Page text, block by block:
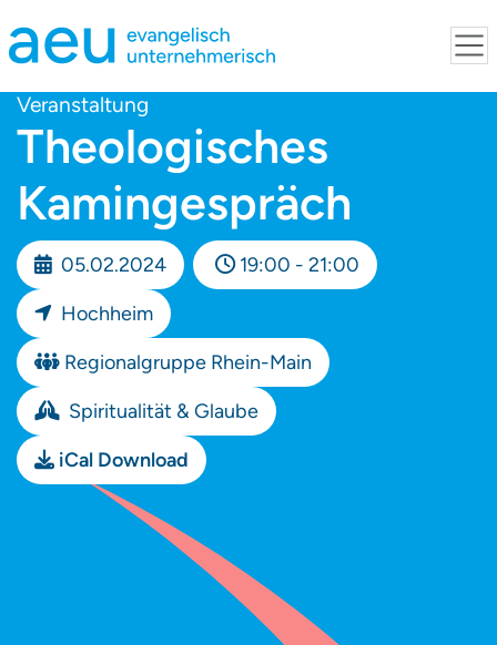
Veranstaltung
Theologisches
Kamingespräch
05.02.2024
19:00 - 21:00
Hochheim
Regionalgruppe Rhein-Main
Spiritualität & Glaube
iCal Download